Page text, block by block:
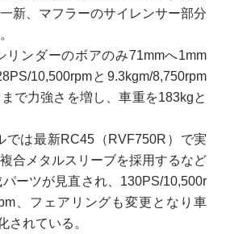
新、マフラーのサイレンサー部分
リンダーのボアのみ71mmへ1mm
10,500rpmと9.3kgm/8,750rpm
で力強さを増し、車重を183kgと
では最新RC45（RVF750R）で実
合メタルスリーブを採用するなど
ーツが見直され、130PS/10,500r
、フェアリングも変更となり車
されている。